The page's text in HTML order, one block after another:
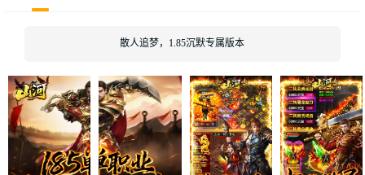
散人追梦，1.85沉默专属版本